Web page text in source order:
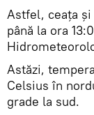
Astfel, ceața
până la ora
Astăzi,
Celsius în
grade la sud.